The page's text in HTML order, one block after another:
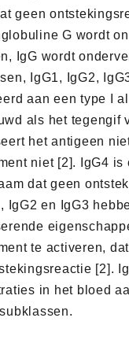
geen
G wordt
IgG wordt
IgG1, IgG2,
aan een type I
als het tegengif
het antigeen
niet [2]. IgG4 is
dat geen
IgG2 en IgG3
te activeren,
[2].
in het bloed